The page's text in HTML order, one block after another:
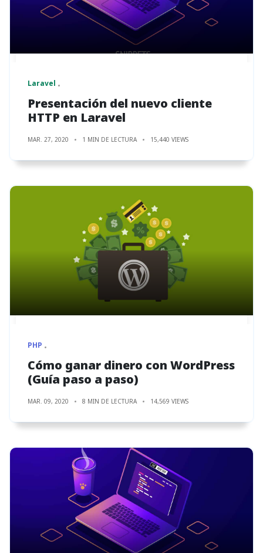
Laravel
Presentación del nuevo cliente
HTTP en Laravel
MAR. 27, 2020 1 MIN DE LECTURA 15,440 VIEWS
PHP
Cómo ganar dinero con WordPress
(Guía paso a paso)
MAR. 09, 2020 8 MIN DE LECTURA 14,569 VIEWS